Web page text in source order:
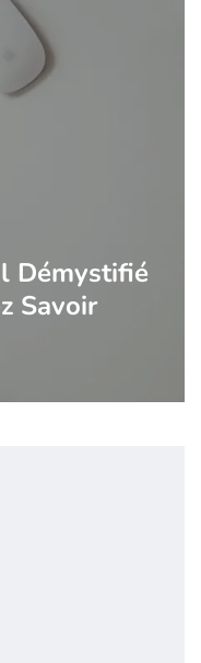
Démystifié
Savoir